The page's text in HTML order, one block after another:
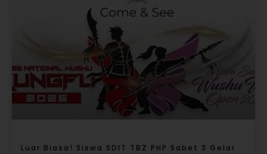
Luar Biasa! Siswa SDIT TBZ PHP Sabet 3 Gelar